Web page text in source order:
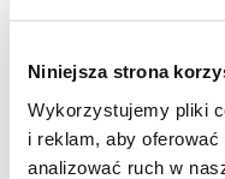
Niniejsza strona
Wykorzystujemy pliki
i reklam, aby oferować
analizować ruch w
Promocja